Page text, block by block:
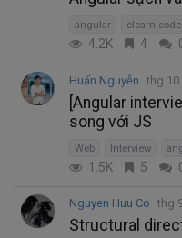
angular clearn code
4.2K 4
Huấn Nguyễn thg 10
[Angular
song với JS
Web Interview
1.5K 5
Nguyen Huu Co thg
Structural